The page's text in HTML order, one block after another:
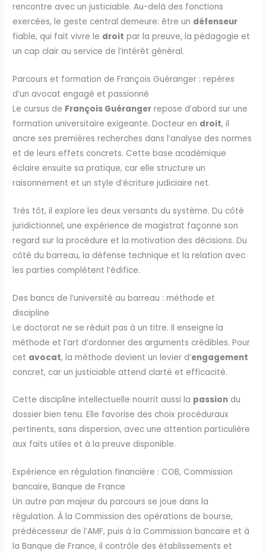
rencontre avec un justiciable. Au-delà des fonctions
exercées, le geste central demeure: être un défenseur
fiable, qui fait vivre le droit par la preuve, la pédagogie et
un cap clair au service de l’intérêt général.
Parcours et formation de François Guéranger : repères
d’un avocat engagé et passionné
Le cursus de François Guéranger repose d’abord sur une
formation universitaire exigeante. Docteur en droit, il
ancre ses premières recherches dans l’analyse des normes
et de leurs effets concrets. Cette base académique
éclaire ensuite sa pratique, car elle structure un
raisonnement et un style d’écriture judiciaire net.
Très tôt, il explore les deux versants du système. Du côté
juridictionnel, une expérience de magistrat façonne son
regard sur la procédure et la motivation des décisions. Du
côté du barreau, la défense technique et la relation avec
les parties complètent l’édifice.
Des bancs de l’université au barreau : méthode et
discipline
Le doctorat ne se réduit pas à un titre. Il enseigne la
méthode et l’art d’ordonner des arguments crédibles. Pour
cet avocat, la méthode devient un levier d’engagement
concret, car un justiciable attend clarté et efficacité.
Cette discipline intellectuelle nourrit aussi la passion du
dossier bien tenu. Elle favorise des choix procéduraux
pertinents, sans dispersion, avec une attention particulière
aux faits utiles et à la preuve disponible.
Expérience en régulation financière : COB, Commission
bancaire, Banque de France
Un autre pan majeur du parcours se joue dans la
régulation. À la Commission des opérations de bourse,
prédécesseur de l’AMF, puis à la Commission bancaire et à
la Banque de France, il contrôle des établissements et